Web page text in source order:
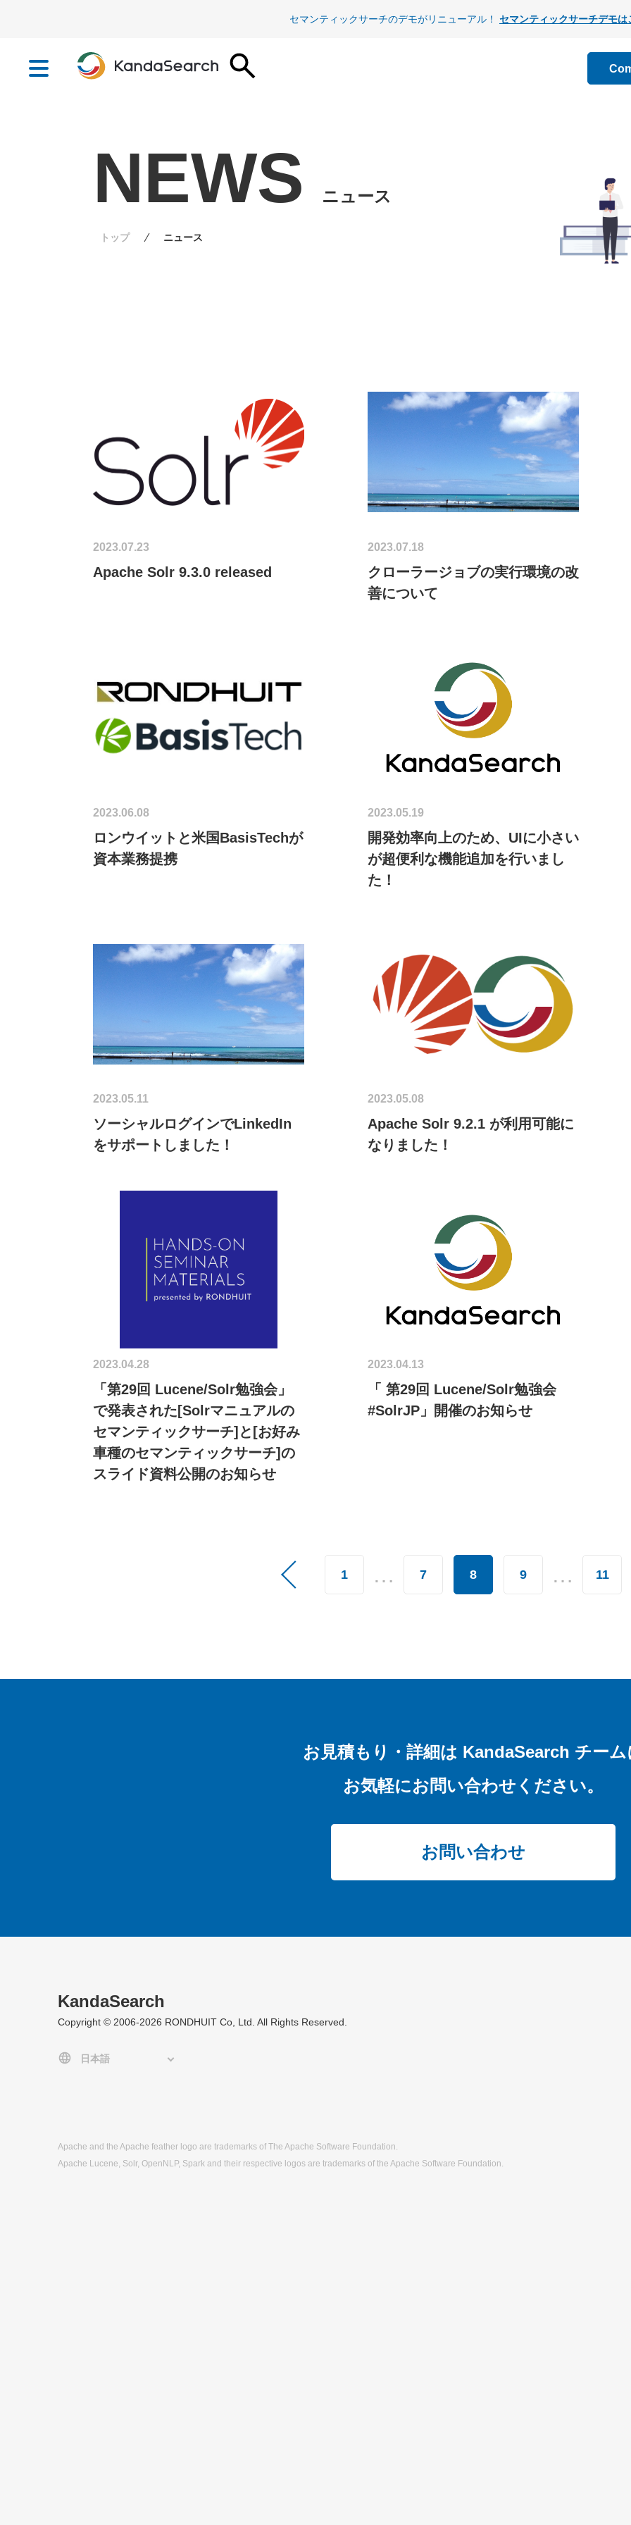
セマンティックサーチのデモがリニューアル！ セマンティックサーチデモは
NEWS ニュース
トップ ニュース
2023.07.23
Apache Solr 9.3.0 released
2023.07.18
クローラージョブの実行環境の改
善について
2023.06.08
ロンウイットと米国BasisTechが
資本業務提携
2023.05.19
開発効率向上のため、UIに小さい
が超便利な機能追加を行いまし
た！
2023.05.11
ソーシャルログインでLinkedIn
をサポートしました！
2023.05.08
Apache Solr 9.2.1 が利用可能に
なりました！
2023.04.28
「第29回 Lucene/Solr勉強会」
で発表された[Solrマニュアルの
セマンティックサーチ]と[お好み
車種のセマンティックサーチ]の
スライド資料公開のお知らせ
2023.04.13
「 第29回 Lucene/Solr勉強会
#SolrJP」開催のお知らせ
1 … 7 8 9 … 11
お見積もり・詳細は KandaSearch チーム
お気軽にお問い合わせください。
お問い合わせ
KandaSearch
Copyright © 2006-2026 RONDHUIT Co, Ltd. All Rights Reserved.
Apache and the Apache feather logo are trademarks of The Apache Software Foundation.
Apache Lucene, Solr, OpenNLP, Spark and their respective logos are trademarks of the Apache Software Foundation.